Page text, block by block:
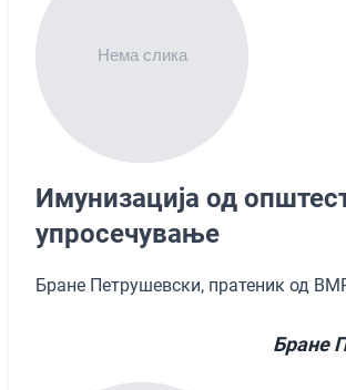
Имунизација од
упросечување
Бране Петрушевски, пратеник од
Бране